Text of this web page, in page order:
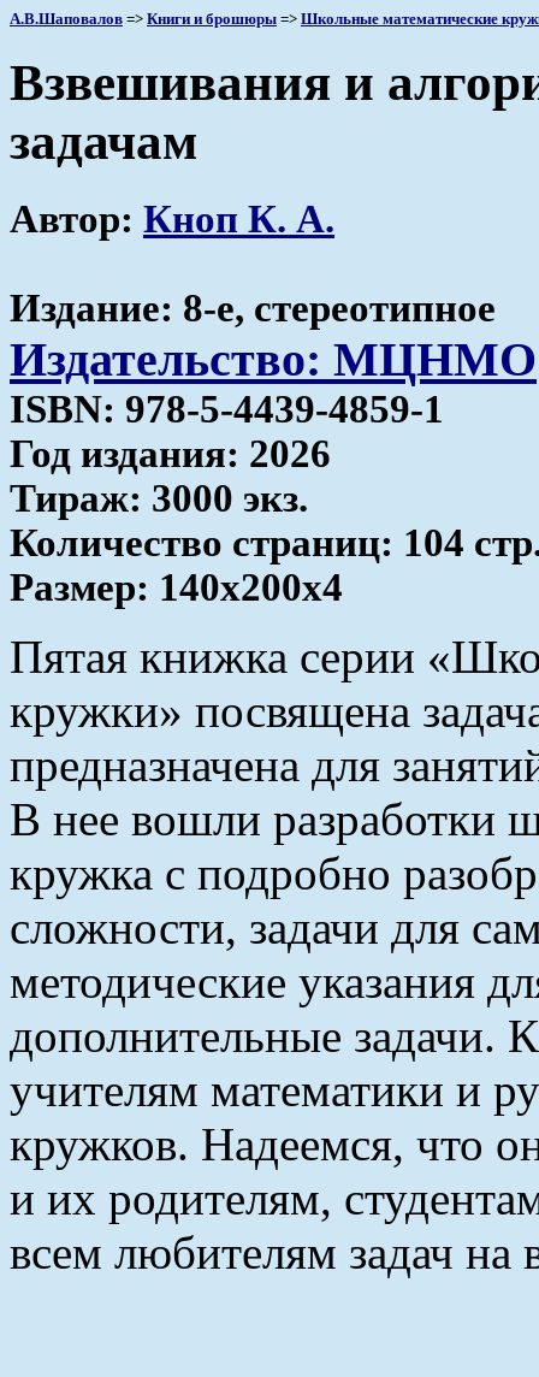
А.В.Шаповалов => Книги и брошюры => Школьные математические
Взвешивания и
задачам
Автор: Кноп К. А.
Издание: 8-е, стереотипное
Издательство: МЦНМО
ISBN: 978-5-4439-4859-1
Год издания: 2026
Тираж: 3000 экз.
Количество страниц: 104
Размер: 140x200х4
Пятая книжка серии
кружки» посвящена
предназначена для
В нее вошли разработки
кружка с подробно
сложности, задачи для
методические указания
дополнительные задачи.
учителям математики и
кружков. Надеемся, что
и их родителям,
всем любителям задач на